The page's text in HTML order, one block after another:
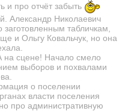
и про отчёт забыть
Александр Николаевич
табличкам,
и Ольгу Ковальчук, но она
на сцене! Начало смело
выборов и похвалами
о поселении
власти поселения
про административную